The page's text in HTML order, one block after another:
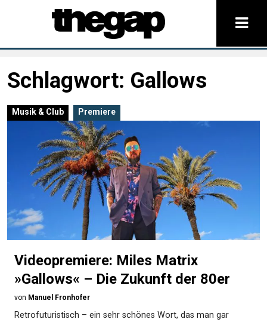
Schlagwort: Gallows
Musik & Club Premiere
Videopremiere: Miles Matrix
»Gallows« – Die Zukunft der 80er
von Manuel Fronhofer
Retrofuturistisch – ein sehr schönes Wort, das man gar